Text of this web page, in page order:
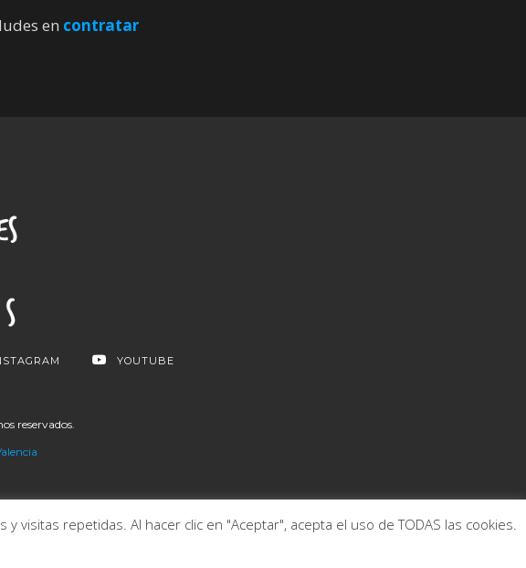
en contratar
YOUTUBE
reservados.
repetidas. Al hacer clic en "Aceptar", acepta el uso de TODAS las cookies.